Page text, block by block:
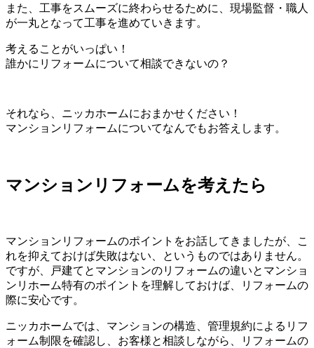
また、工事をスムーズに終わらせるために、現場監督・職人
が一丸となって工事を進めていきます。
考えることがいっぱい！
誰かにリフォームについて相談できないの？
それなら、ニッカホームにおまかせください！
マンションリフォームについてなんでもお答えします。
マンションリフォームを考えたら
マンションリフォームのポイントをお話してきましたが、こ
れを抑えておけば失敗はない、というものではありません。
ですが、戸建てとマンションのリフォームの違いとマンショ
ンリホーム特有のポイントを理解しておけば、リフォームの
際に安心です。
ニッカホームでは、マンションの構造、管理規約によるリフ
ォーム制限を確認し、お客様と相談しながら、リフォームの